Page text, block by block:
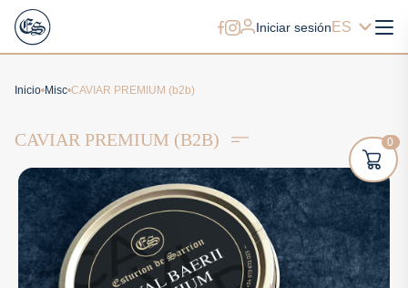
Iniciar sesión ES
Inicio Misc CAVIAR PREMIUM (b2b)
CAVIAR PREMIUM (B2B) 0